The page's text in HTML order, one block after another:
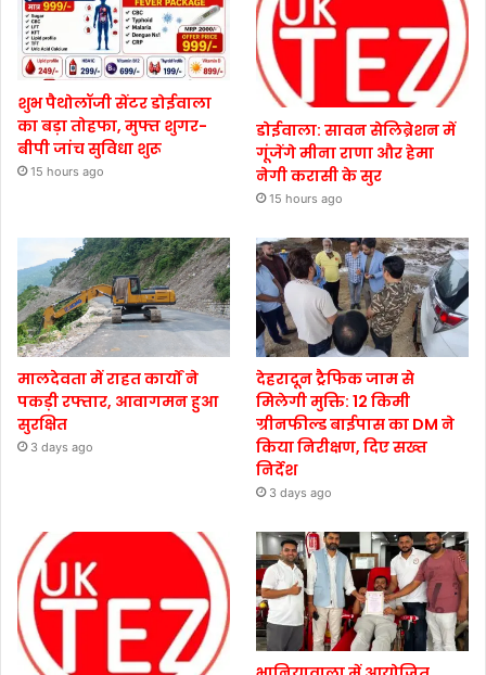
शुभ पैथोलॉजी सेंटर डोईवाला
का बड़ा तोहफा, मुफ्त शुगर-
बीपी जांच सुविधा शुरू
15 hours ago
डोईवाला: सावन सेलिब्रेशन में
गूंजेंगे मीना राणा और हेमा
नेगी करासी के सुर
15 hours ago
मालदेवता में राहत कार्यों ने
पकड़ी रफ्तार, आवागमन हुआ
सुरक्षित
3 days ago
देहरादून ट्रैफिक जाम से
मिलेगी मुक्ति: 12 किमी
ग्रीनफील्ड बाईपास का DM ने
किया निरीक्षण, दिए सख्त
निर्देश
3 days ago